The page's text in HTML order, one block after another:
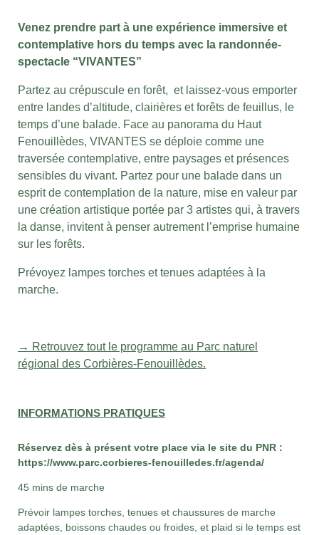
Venez prendre part à une expérience immersive et
contemplative hors du temps avec la randonnée-
spectacle “VIVANTES”
Partez au crépuscule en forêt, et laissez-vous emporter
entre landes d’altitude, clairières et forêts de feuillus, le
temps d’une balade. Face au panorama du Haut
Fenouillèdes, VIVANTES se déploie comme une
traversée contemplative, entre paysages et présences
sensibles du vivant. Partez pour une balade dans un
esprit de contemplation de la nature, mise en valeur par
une création artistique portée par 3 artistes qui, à travers
la danse, invitent à penser autrement l’emprise humaine
sur les forêts.
Prévoyez lampes torches et tenues adaptées à la
marche.
→ Retrouvez tout le programme au Parc naturel
régional des Corbières-Fenouillèdes.
INFORMATIONS PRATIQUES
Réservez dès à présent votre place via le site du PNR :
https://www.parc.corbieres-fenouilledes.fr/agenda/
45 mins de marche
Prévoir lampes torches, tenues et chaussures de marche
adaptées, boissons chaudes ou froides, et plaid si le temps est